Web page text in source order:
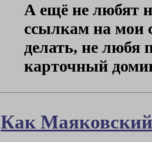
А ещё не любят
ссылкам на мои
делать, не любя
карточный
Как